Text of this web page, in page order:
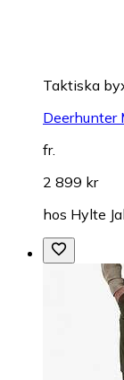
Taktiska
Deerhunter
fr.
2 899 kr
hos Hylte